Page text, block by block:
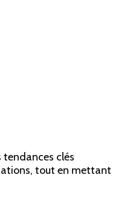
tendances clés
tout en mettant